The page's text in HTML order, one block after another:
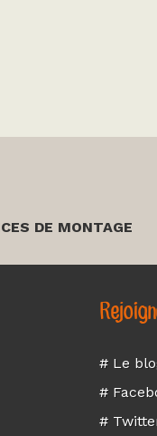
DE MONTAGE
# Le
#
#